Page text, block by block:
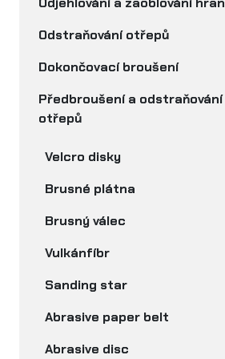
Odstraňování otřepů
Dokončovací broušení
Předbroušení a odstraňování
otřepů
Velcro disky
Brusné plátna
Brusný válec
Vulkánfíbr
Sanding star
Abrasive paper belt
Abrasive disc